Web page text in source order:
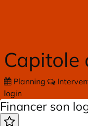
Capitole
Planning
login
Financer son